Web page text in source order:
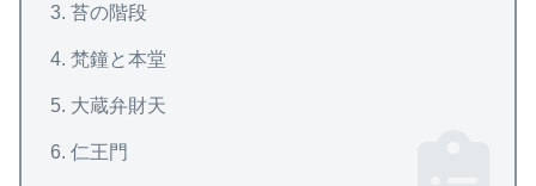
苔の階段
梵鐘と本堂
大蔵弁財天
仁王門